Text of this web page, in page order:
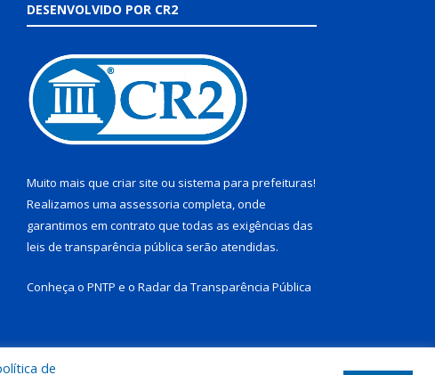
DESENVOLVIDO POR CR2
Muito mais que criar site ou sistema para prefeituras!
Realizamos uma assessoria completa, onde
garantimos em contrato que todas as exigências das
leis de transparência pública serão atendidas.
Conheça o PNTP e o Radar da Transparência Pública
de